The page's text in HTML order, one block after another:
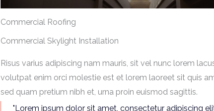
Commercial Roofing
Commercial Skylight Installation
Risus varius adipiscing nam mauris, sit vel nunc lorem
volutpat enim orci molestie est et lorem laoreet sit quis
sed quam pretium nibh et, urna proin euismod sagittis.
"Lorem ipsum dolor sit amet, consectetur adipiscing